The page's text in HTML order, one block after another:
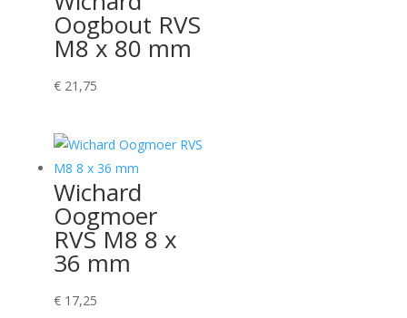
Oogbout RVS
M8 x 80 mm
€21,75
Wichard
Oogmoer
RVS M8 8 x
36 mm
€17,25